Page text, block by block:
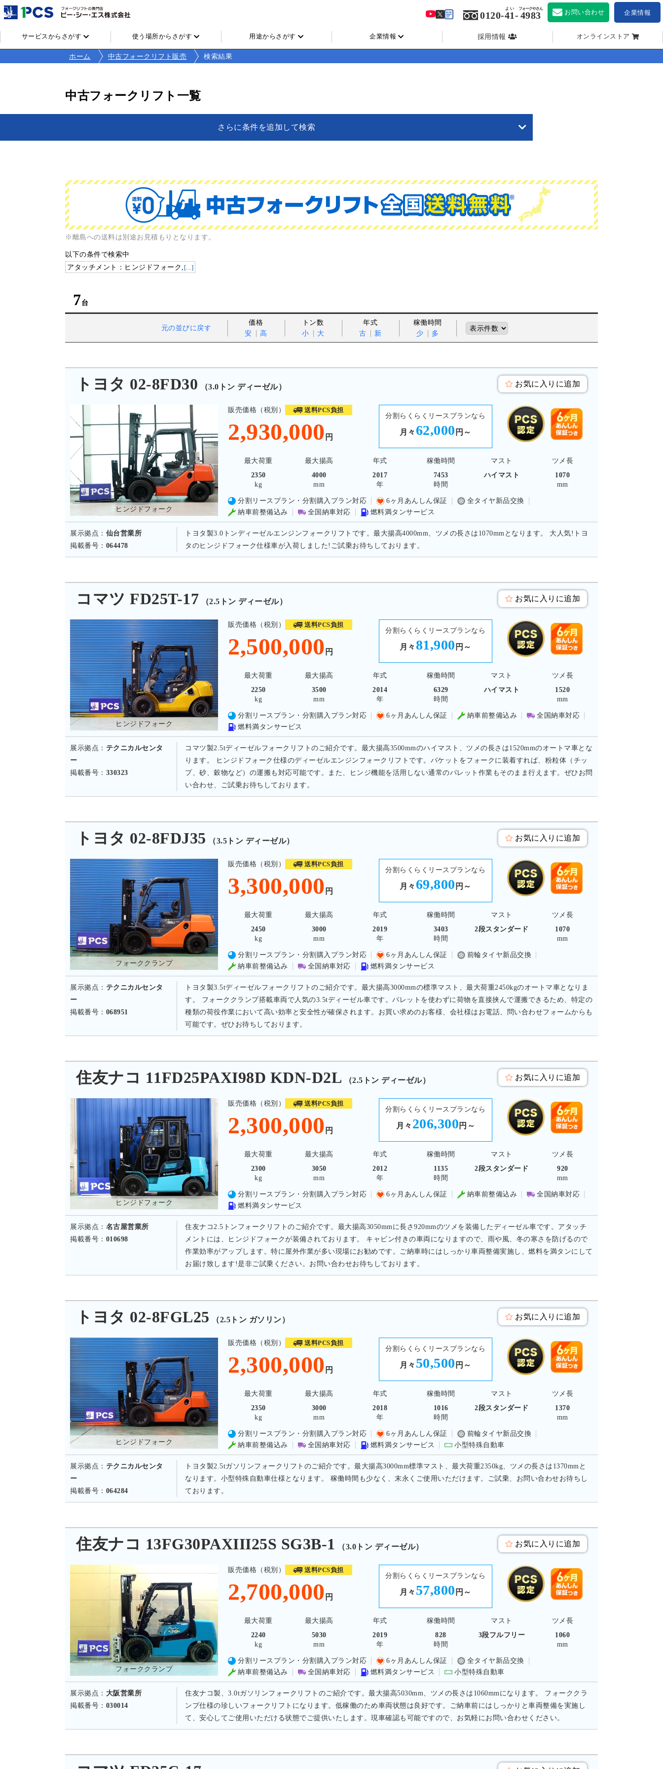
サービスからさがす 使う場所からさがす 用途からさがす 企業情報 採用情報 オンラインストア
0120-41
よい
- 4983
フォークやさん お問い合わせ 企業情報
ホーム 中古フォークリフト販売 検索結果
中古フォークリフト一覧
さらに条件を追加して検索
※離島への送料は別途お見積もりとなります。
以下の条件で検索中
アタッチメント：ヒンジドフォーク, [...]
7
元の並びに戻す
価格
安
高
トン数
小
大
年式
古
新
稼働時間
少
多
トヨタ 02-8FD30 （3.0トン ディーゼル） お気に入りに追加
ヒンジドフォーク
販売価格（税別） 送料PCS負担
2,930,000 円
分割らくらくリースプランなら
月々 62,000 円～
最大荷重 最大揚高 年式 稼働時間 マスト
ツメ長
2350
kg
4000
mm
2017
年
7453
時間
ハイマスト
1070
mm
分割リースプラン・分割購入プラン対応 6ヶ月あんしん保証
全タイヤ新品交換
納車前整備込み
全国納車対応 燃料満タンサービス
展示拠点： 仙台営業所
掲載番号： 064478
トヨタ製3.0トンディーゼルエンジンフォークリフトです。最大揚高4000mm、ツメの長さは1070mmとなります。 大人気!トヨ
タのヒンジドフォーク仕様車が入荷しました!ご試乗お待ちしております。
コマツ FD25T-17 （2.5トン ディーゼル） お気に入りに追加
ヒンジドフォーク
販売価格（税別） 送料PCS負担
2,500,000 円
分割らくらくリースプランなら
月々 81,900 円～
最大荷重 最大揚高 年式 稼働時間 マスト
ツメ長
2250
kg
3500
mm
2014
年
6329
時間
ハイマスト
1520
mm
分割リースプラン・分割購入プラン対応 6ヶ月あんしん保証 納車前整備込み
全国納車対応
燃料満タンサービス
展示拠点： テクニカルセンタ
ー
掲載番号： 330323
コマツ製2.5tディーゼルフォークリフトのご紹介です。最大揚高3500mmのハイマスト、ツメの長さは1520mmのオートマ車とな
ります。 ヒンジドフォーク仕様のディーゼルエンジンフォークリフトです。バケットをフォークに装着すれば、粉粒体（チッ
プ、砂、穀物など）の運搬も対応可能です。また、ヒンジ機能を活用しない通常のパレット作業もそのまま行えます。ぜひお問
い合わせ、ご試乗お待ちしております。
トヨタ 02-8FDJ35 （3.5トン ディーゼル） お気に入りに追加
フォーククランプ
販売価格（税別） 送料PCS負担
3,300,000 円
分割らくらくリースプランなら
月々 69,800 円～
最大荷重 最大揚高 年式 稼働時間 マスト
ツメ長
2450
kg
3000
mm
2019
年
3403
時間
2段スタンダード
1070
mm
分割リースプラン・分割購入プラン対応 6ヶ月あんしん保証
前輪タイヤ新品交換
納車前整備込み
全国納車対応 燃料満タンサービス
展示拠点： テクニカルセンタ
ー
掲載番号： 068951
トヨタ製3.5tディーゼルフォークリフトのご紹介です。最大揚高3000mmの標準マスト、最大荷重2450kgのオートマ車となりま
す。 フォーククランプ搭載車両で人気の3.5tディーゼル車です。パレットを使わずに荷物を直接挟んで運搬できるため、特定の
種類の荷役作業において高い効率と安全性が確保されます。お買い求めのお客様、会社様はお電話、問い合わせフォームからも
可能です。ぜひお待ちしております。
住友ナコ 11FD25PAXI98D KDN-D2L （2.5トン ディーゼル） お気に入りに追加
ヒンジドフォーク
販売価格（税別） 送料PCS負担
2,300,000 円
分割らくらくリースプランなら
月々 206,300 円～
最大荷重 最大揚高 年式 稼働時間 マスト
ツメ長
2300
kg
3050
mm
2012
年
1135
時間
2段スタンダード
920
mm
分割リースプラン・分割購入プラン対応 6ヶ月あんしん保証 納車前整備込み
全国納車対応
燃料満タンサービス
展示拠点： 名古屋営業所
掲載番号： 010698
住友ナコ2.5トンフォークリフトのご紹介です。最大揚高3050mmに長さ920mmのツメを装備したディーゼル車です。アタッチ
メントには、ヒンジドフォークが装備されております。 キャビン付きの車両になりますので、雨や風、冬の寒さを防げるので
作業効率がアップします。特に屋外作業が多い現場にお勧めです。ご納車時にはしっかり車両整備実施し、燃料を満タンにして
お届け致します!是非ご試乗ください。お問い合わせお待ちしております。
トヨタ 02-8FGL25 （2.5トン ガソリン） お気に入りに追加
ヒンジドフォーク
販売価格（税別） 送料PCS負担
2,300,000 円
分割らくらくリースプランなら
月々 50,500 円～
最大荷重 最大揚高 年式 稼働時間 マスト
ツメ長
2350
kg
3000
mm
2018
年
1016
時間
2段スタンダード
1370
mm
分割リースプラン・分割購入プラン対応 6ヶ月あんしん保証
前輪タイヤ新品交換
納車前整備込み
全国納車対応 燃料満タンサービス 小型特殊自動車
展示拠点： テクニカルセンタ
ー
掲載番号： 064284
トヨタ製2.5tガソリンフォークリフトのご紹介です。最大揚高3000mm標準マスト、最大荷重2350kg、ツメの長さは1370mmと
なります。小型特殊自動車仕様となります。 稼働時間も少なく、末永くご使用いただけます。ご試乗、お問い合わせお待ちし
ております。
住友ナコ 13FG30PAXIII25S SG3B-1 （3.0トン ディーゼル） お気に入りに追加
フォーククランプ
販売価格（税別） 送料PCS負担
2,700,000 円
分割らくらくリースプランなら
月々 57,800 円～
最大荷重 最大揚高 年式 稼働時間 マスト
ツメ長
2240
kg
5030
mm
2019
年
828
時間
3段フルフリー
1060
mm
分割リースプラン・分割購入プラン対応 6ヶ月あんしん保証
全タイヤ新品交換
納車前整備込み
全国納車対応 燃料満タンサービス 小型特殊自動車
展示拠点： 大阪営業所
掲載番号： 030014
住友ナコ製、3.0tガソリンフォークリフトのご紹介です。最大揚高5030mm、ツメの長さは1060mmになります。 フォーククラ
ンプ仕様の珍しいフォークリフトになります。低稼働のため車両状態は良好です。ご納車前にはしっかりと車両整備を実施し
て、安心してご使用いただける状態でご提供いたします。現車確認も可能ですので、お気軽にお問い合わせください。